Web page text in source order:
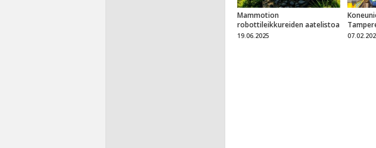
Mammotion
robottileikkureiden aatelistoa
19.06.2025